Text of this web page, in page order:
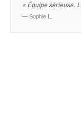
« Équipe sérieuse.
— Sophie L.